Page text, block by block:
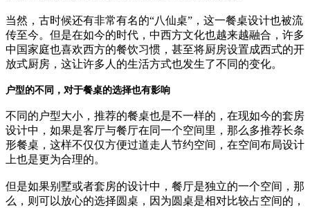
当然，古时候还有非常有名的“八仙桌”，这一餐桌设计也被流
传至今。但是在如今的时代，中西方文化也越来越融合，许多
中国家庭也喜欢西方的餐饮习惯，甚至将厨房设置成西式的开
放式厨房，这让许多人的生活方式也发生了不同的变化。
户型的不同，对于餐桌的选择也有影响
不同的户型大小，推荐的餐桌也是不一样的，在现如今的套房
设计中，如果是客厅与餐厅在同一个空间里，那么多推荐长条
形餐桌，这样不仅仅方便过道走人节约空间，在空间布局设计
上也是更为合理的。
但是如果别墅或者套房的设计中，餐厅是独立的一个空间，那
么，则可以放心的选择圆桌，因为圆桌是相对比较占空间的，